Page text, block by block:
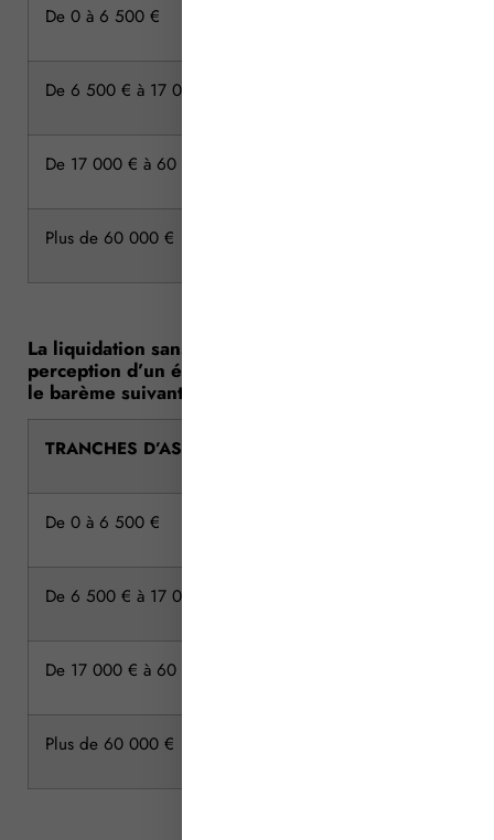
De 0 à 6 500 €
De 6 500 € à 17 000 €
De 17 000 € à 60 000 €
Plus de 60 000 €
La liquidation sans partage donne lieu à la
perception d’un émolument proportionnel, selon
le barème suivant :
TRANCHES D’ASSIETTE
De 0 à 6 500 €
De 6 500 € à 17 000 €
De 17 000 € à 60 000 €
Plus de 60 000 €